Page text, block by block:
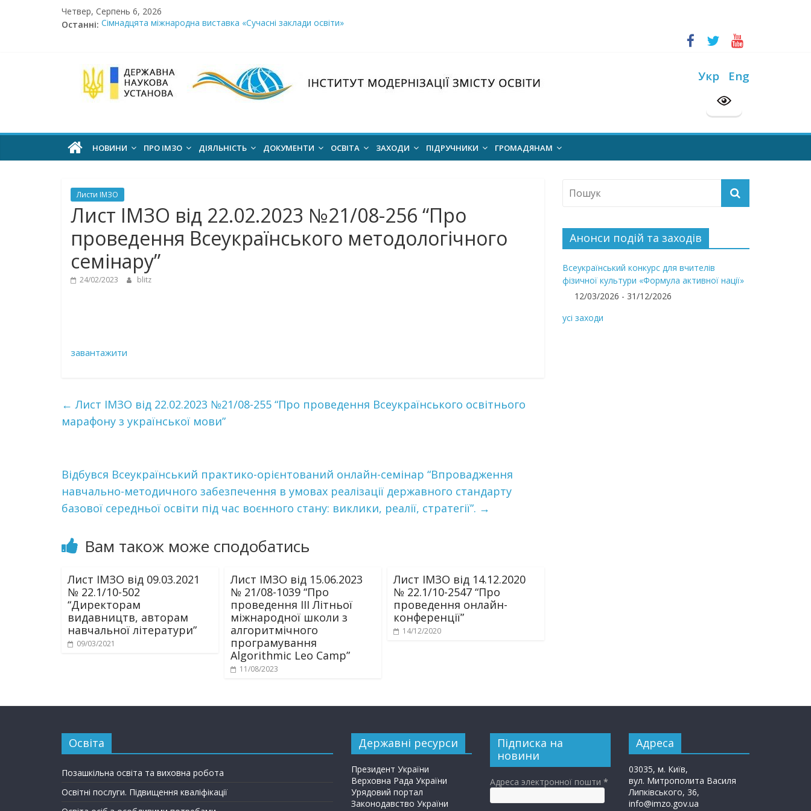
Четвер, Серпень 6, 2026
Останні: Сімнадцята міжнародна виставка «Сучасні заклади освіти»
МОН пропонує до громадського обговорення проєкт наказу “Про затвердження Положення про Всеукраїнський конкурс “Шкільна бібліотека”
Розпочато прийом документів на конкурс для здобуття академічних стипендій імені Героїв Небесної Сотні на 2026/2027 н. р.
Інститут
модернізації
змісту
освіти
офіційний
веб-
сайт
Укр Eng
НОВИНИ ПРО ІМЗО ДІЯЛЬНІСТЬ ДОКУМЕНТИ ОСВІТА ЗАХОДИ ПІДРУЧНИКИ ГРОМАДЯНАМ
Листи ІМЗО
Лист ІМЗО від 22.02.2023 №21/08-256 “Про
проведення Всеукраїнського методологічного
семінару”
24/02/2023 blitz
завантажити
← Лист ІМЗО від 22.02.2023 №21/08-255 “Про проведення Всеукраїнського освітнього
марафону з української мови”
Відбувся Всеукраїнський практико-орієнтований онлайн-семінар “Впровадження
навчально-методичного забезпечення в умовах реалізації державного стандарту
базової середньої освіти під час воєнного стану: виклики, реалії, стратегії”. →
Вам також може сподобатись
Лист ІМЗО від 09.03.2021
№ 22.1/10-502
“Директорам
видавництв, авторам
навчальної літератури”
09/03/2021
Лист ІМЗО від 15.06.2023
№ 21/08-1039 “Про
проведення ІІІ Літньої
міжнародної школи з
алгоритмічного
програмування
Algorithmic Leo Camp”
11/08/2023
Лист ІМЗО від 14.12.2020
№ 22.1/10-2547 “Про
проведення онлайн-
конференції”
14/12/2020
Анонси подій та заходів
Всеукраїнський конкурс для вчителів
фізичної культури «Формула активної нації»
12/03/2026 - 31/12/2026
усі заходи
Освіта
Позашкільна освіта та виховна робота
Освітні послуги. Підвищення кваліфікації
Державні ресурси
Президент України
Верховна Рада України
Урядовий портал
Законодавство України
Підписка на
новини
Адреса электронної пошти *
Адреса
03035, м. Київ,
вул. Митрополита Василя
Липківського, 36,
info@imzo.gov.ua